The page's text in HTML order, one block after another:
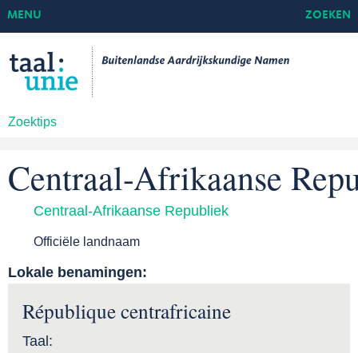
Zoektips
MENU ZOEKEN
Centraal-Afrikaanse
Centraal-Afrikaanse Republiek
Officiële landnaam
Lokale benamingen:
République centrafricaine
Taal: